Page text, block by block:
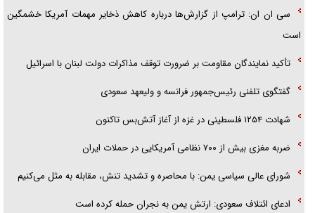
گزارش «جوان» از قوانین سخت‌گیرانه ۶ قاره در برابر یورش به پاسگاه‌های
پلیس
تحلیل ابعاد پیام رهبر انقلاب به حزب‌الله/ مقاومت نقشه راه آینده غرب آسیا
سی ان ان: ترامپ از گزارش‌ها درباره کاهش ذخایر مهمات آمریکا خشمگین
است
تأکید نمایندگان مقاومت بر ضرورت توقف مذاکرات دولت لبنان با اسرائیل
گفتگوی تلفنی رئیس‌جمهور فرانسه و ولیعهد سعودی
شهادت ۱۲۵۴ فلسطینی در غزه از آغاز آتش‌بس تاکنون
ضربه مغزی بیش از ۷۰۰ نظامی آمریکایی در حملات ایران
شورای عالی سیاسی یمن: با محاصره و تشدید تنش، مقابله به مثل می‌کنیم
ادعای ائتلاف سعودی: ارتش یمن به نجران حمله کرده است